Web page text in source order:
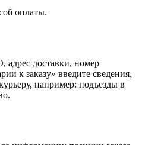
оплаты.
доставки, номер
к заказу» введите сведения,
например: подъезды в